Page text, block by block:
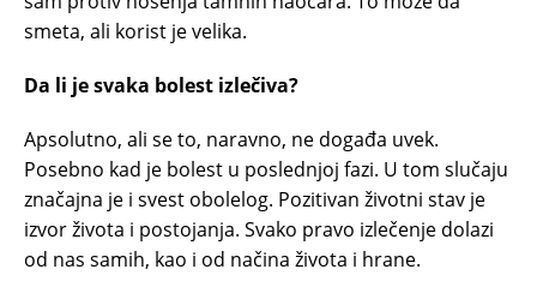
smeta, ali korist je velika.
Da li je svaka bolest izlečiva?
Apsolutno, ali se to, naravno, ne događa uvek.
Posebno kad je bolest u poslednjoj fazi. U tom slučaju
značajna je i svest obolelog. Pozitivan životni stav je
izvor života i postojanja. Svako pravo izlečenje dolazi
od nas samih, kao i od načina života i hrane.